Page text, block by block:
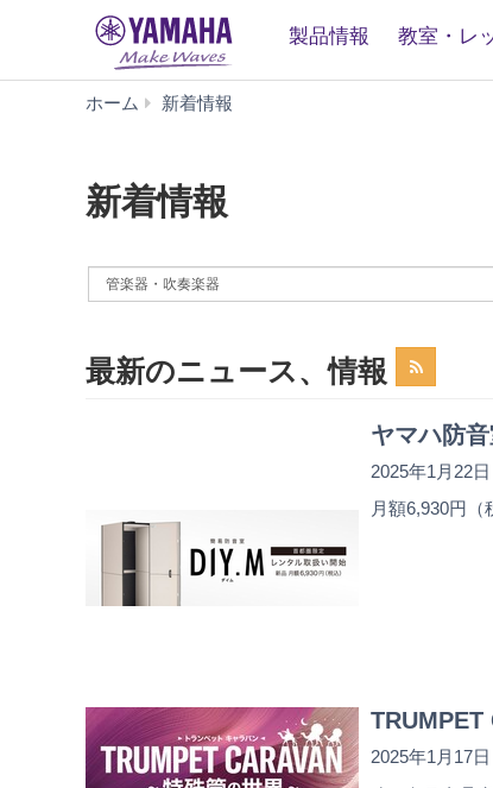
製品情報 教室・レ
ホーム 新着情報
新着情報
By
News
最新のニュース、情報
ヤマハ防
2025年1月22日
月額6,930円（
TRUMPET
2025年1月17日